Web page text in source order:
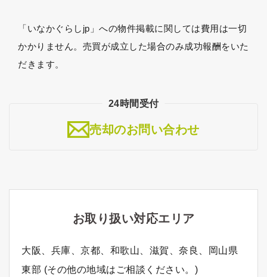
「いなかぐらしjp」への物件掲載に関しては費用は一切
かかりません。売買が成立した場合のみ成功報酬をいた
だきます。
24時間受付
売却のお問い合わせ
お取り扱い対応エリア
大阪、兵庫、京都、和歌山、滋賀、奈良、岡山県
東部 (その他の地域はご相談ください。)